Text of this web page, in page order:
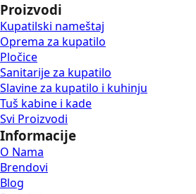
Proizvodi
Kupatilski nameštaj
Oprema za kupatilo
Pločice
Sanitarije za kupatilo
Slavine za kupatilo i kuhinju
Tuš kabine i kade
Svi Proizvodi
Informacije
O Nama
Brendovi
Blog